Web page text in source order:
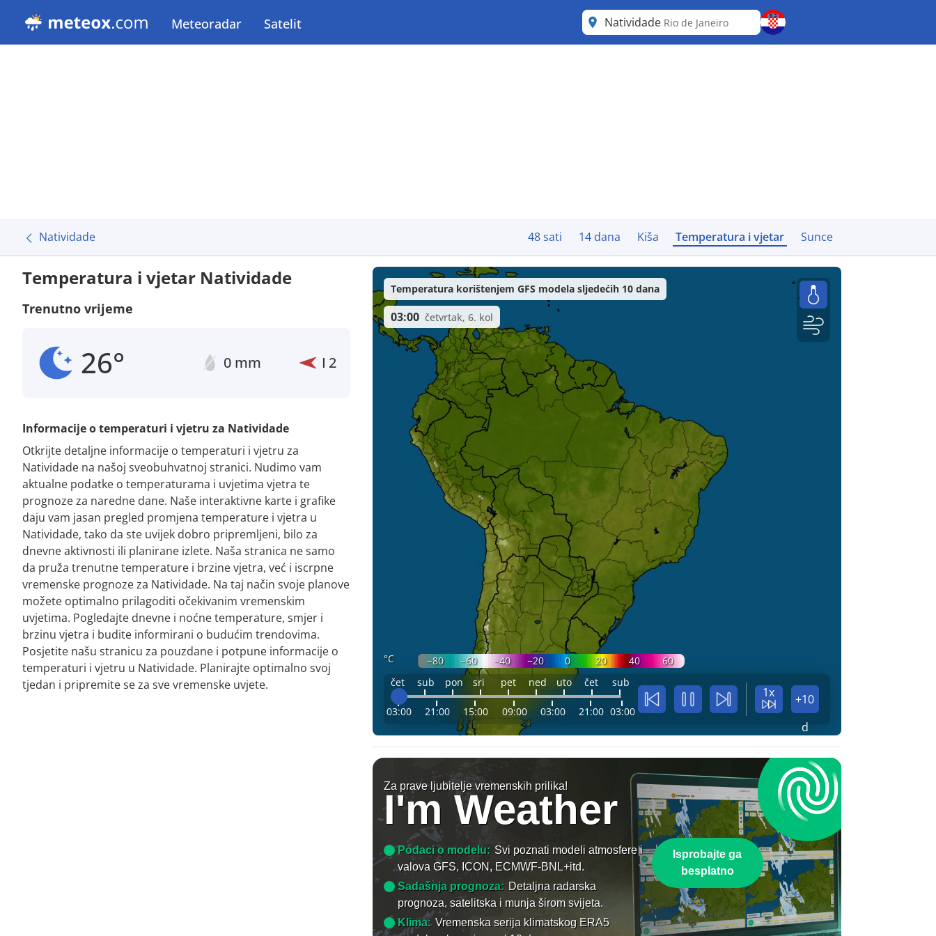
Meteoradar Satelit Natividade Rio de Janeiro
Natividade 48 sati 14 dana Kiša Temperatura i vjetar Sunce
Temperatura i vjetar Natividade
Trenutno vrijeme
26° 0 mm I 2
Informacije o temperaturi i vjetru za Natividade
Otkrijte detaljne informacije o temperaturi i vjetru za
Natividade na našoj sveobuhvatnoj stranici. Nudimo vam
aktualne podatke o temperaturama i uvjetima vjetra te
prognoze za naredne dane. Naše interaktivne karte i grafike
daju vam jasan pregled promjena temperature i vjetra u
Natividade, tako da ste uvijek dobro pripremljeni, bilo za
dnevne aktivnosti ili planirane izlete. Naša stranica ne samo
da pruža trenutne temperature i brzine vjetra, već i iscrpne
vremenske prognoze za Natividade. Na taj način svoje planove
možete optimalno prilagoditi očekivanim vremenskim
uvjetima. Pogledajte dnevne i noćne temperature, smjer i
brzinu vjetra i budite informirani o budućim trendovima.
Posjetite našu stranicu za pouzdane i potpune informacije o
temperaturi i vjetru u Natividade. Planirajte optimalno svoj
tjedan i pripremite se za sve vremenske uvjete.
°C −80 −60 −40 −20 0 20 40
60
čet
sub pon sri pet ned uto čet sub
03:00 21:00 15:00 09:00 03:00 21:00 03:00
1x
+10
d
Temperatura korištenjem GFS modela sljedećih 10 dana
03:00 četvrtak, 6. kol
Za prave ljubitelje vremenskih prilika!
I'm Weather
Podaci o modelu: Svi poznati modeli atmosfere i
valova GFS, ICON, ECMWF-BNL+itd.
Sadašnja prognoza: Detaljna radarska
prognoza, satelitska i munja širom svijeta.
Klima: Vremenska serija klimatskog ERA5
Isprobajte ga
besplatno